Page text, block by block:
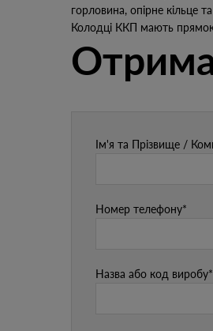
горловина, опірне кільце
Колодці ККП мають
Ім'я та Прізвище /
Номер телефону*
Назва або код виробу*